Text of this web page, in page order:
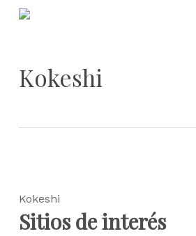
Skip
Kokeshi
Kokeshi
Sitios de interés